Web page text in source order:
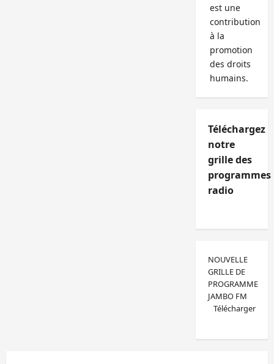
est une
contribution
à la
promotion
des droits
humains.
Téléchargez
notre
grille des
programmes
radio
NOUVELLE
GRILLE DE
PROGRAMME
JAMBO FM
Télécharger